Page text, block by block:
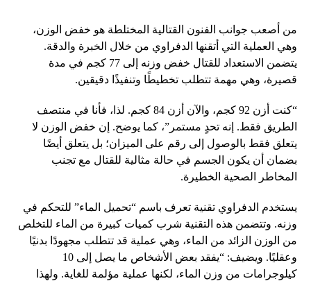
من أصعب جوانب الفنون القتالية المختلطة هو خفض الوزن،
وهي العملية التي أتقنها الدفراوي من خلال الخبرة والدقة.
يتضمن الاستعداد للقتال خفض وزنه إلى 77 كجم في مدة
قصيرة، وهي مهمة تتطلب تخطيطًا وتنفيذًا دقيقين.
“كنت أزن 92 كجم، والآن أزن 84 كجم. لذا، فأنا في منتصف
الطريق فقط. إنه تحدٍ مستمر”، كما يوضح. إن خفض الوزن لا
يتعلق فقط بالوصول إلى رقم على الميزان؛ بل يتعلق أيضًا
بضمان أن يكون الجسم في حالة مثالية للقتال مع تجنب
المخاطر الصحية الخطيرة.
يستخدم الدفراوي تقنية تعرف باسم “تحميل الماء” للتحكم في
وزنه. وتتضمن هذه التقنية شرب كميات كبيرة من الماء للتخلص
من الوزن الزائد من الماء، وهي عملية قد تتطلب مجهودًا بدنيًا
وعقليًا. ويضيف: “يفقد بعض الأشخاص ما يصل إلى 10
كيلوجرامات من وزن الماء، لكنها عملية مؤلمة للغاية. ولهذا